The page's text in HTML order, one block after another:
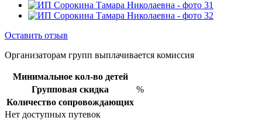
Оставить отзыв
Организаторам групп выплачивается комиссия
Минимальное кол-во детей
Групповая скидка
%
Количество сопровождающих
Нет доступных путевок